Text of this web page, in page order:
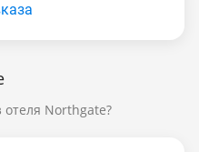
Northgate?